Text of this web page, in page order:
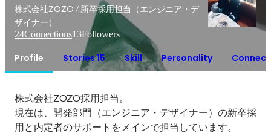
株式会社ZOZO / 新卒採用担当（エンジニア・デ
ザイナー）
24Connections13Followers
Profile Stories 15 Skill Personality
株式会社ZOZO採用担当。
現在は、開発部門（エンジニア・デザイナー）の新卒採
用と内定者のサポートをメインで担当しています。